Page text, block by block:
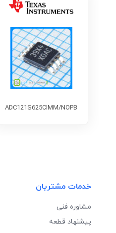
ADC121S625CIMM/NOPB
خدمات مشتریان
مشاوره فنی
پیشنهاد قطعه